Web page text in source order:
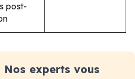
post-
Nos experts vous